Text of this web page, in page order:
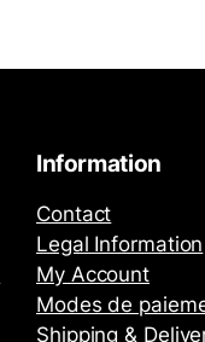
Information
Contact
Legal Information
My Account
Modes de
Shipping &